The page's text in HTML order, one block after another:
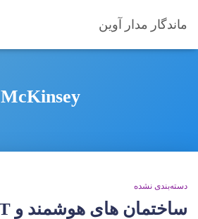
ماندگار مدار آوین
McKinsey
دسته‌بندی نشده
ساختمان های هوشمند و IoT